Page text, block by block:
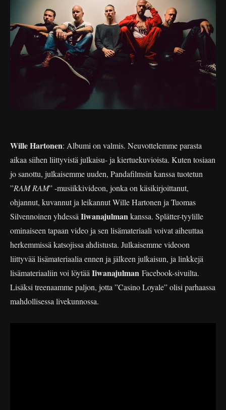
Wille Hartonen: Albumi on valmis. Neuvottelemme parasta
aikaa siihen liittyvistä julkaisu- ja kiertuekuvioista. Kuten tosiaan
jo sanottu, julkaisemme uuden, Pandafilmsin kanssa tuotetun
”RAM RAM” -musiikkivideon, jonka on käsikirjoittanut,
ohjannut, kuvannut ja leikannut Wille Hartonen ja Tuomas
Silvennoinen yhdessäIiwanajulmankanssa. Splätter-tyylille
ominaiseen tapaan video ja sen lisämateriaali voivat aiheuttaa
herkemmissä katsojissa ahdistusta. Julkaisemme videoon
liittyvää lisämateriaalia ennen ja jälkeen julkaisun, ja linkkejä
lisämateriaaliin voi löytääIiwanajulman Facebook-sivuilta.
Lisäksi treenaamme paljon, jotta ”Casino Loyale” olisi parhaassa
mahdollisessa livekunnossa.